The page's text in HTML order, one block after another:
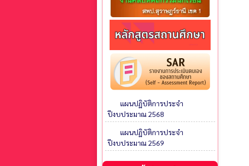
แผนปฏิบัติการประจำ
ปีงบประมาณ 2568
แผนปฏิบัติการประจำ
ปีงบประมาณ 2569